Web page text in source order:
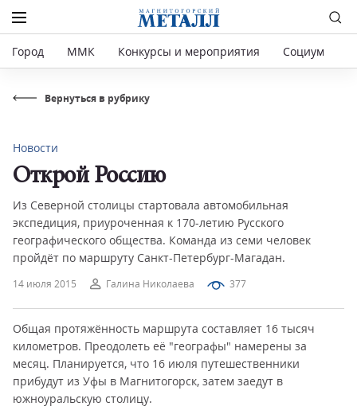
Город ММК Конкурсы и мероприятия Социум
Вернуться в рубрику
14 июля 2015 Галина Николаева 377
Новости
Открой Россию
Из Северной столицы стартовала автомобильная
экспедиция, приуроченная к 170-летию Русского
географического общества. Команда из семи человек
пройдёт по маршруту Санкт-Петербург-Магадан.
Общая протяжённость маршрута составляет 16 тысяч
километров. Преодолеть её "географы" намерены за
месяц. Планируется, что 16 июля путешественники
прибудут из Уфы в Магнитогорск, затем заедут в
южноуральскую столицу.